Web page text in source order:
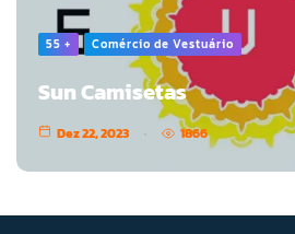
55 + Comércio de Vestuário
Sun Camisetas
Dez 22, 2023 1866